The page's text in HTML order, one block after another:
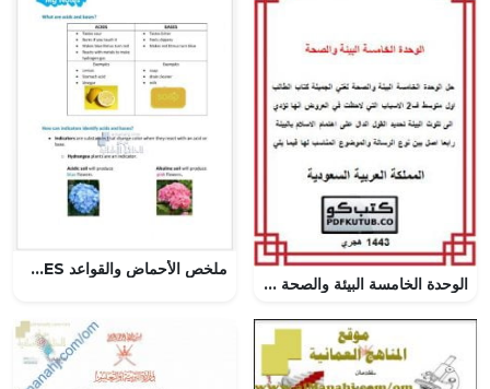
الوحدة الخامسة البيئة والصحة – المنهاج السعودي
ملخص الأحماض والقواعد ACIDS AND BASES, منهج انجليزي (علوم) الخامس